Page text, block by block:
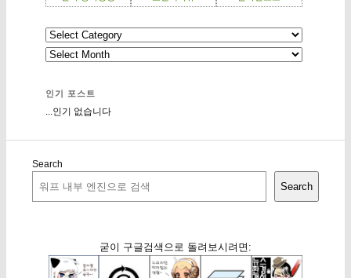
인기 포스트
...인기 없습니다
Search
Search
굳이 구글검색으로 돌려보시려면: